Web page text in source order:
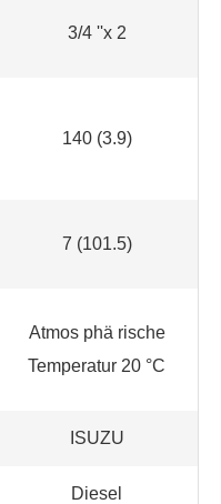
3/4 ''x 2
140 (3.9)
7 (101.5)
Atmos phä rische
Temperatur 20 °C
ISUZU
Diesel